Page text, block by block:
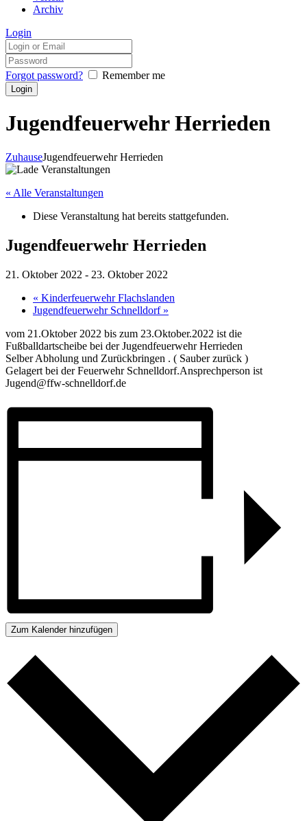
Archiv
Login
Forgot password? Remember me
Jugendfeuerwehr Herrieden
ZuhauseJugendfeuerwehr Herrieden
« Alle Veranstaltungen
Diese Veranstaltung hat bereits stattgefunden.
Jugendfeuerwehr Herrieden
21. Oktober 2022 - 23. Oktober 2022
« Kinderfeuerwehr Flachslanden
Jugendfeuerwehr Schnelldorf »
vom 21.Oktober 2022 bis zum 23.Oktober.2022 ist die
Fußballdartscheibe bei der Jugendfeuerwehr Herrieden
Selber Abholung und Zurückbringen . ( Sauber zurück )
Gelagert bei der Feuerwehr Schnelldorf.Ansprechperson ist
Jugend@ffw-schnelldorf.de
Zum Kalender hinzufügen